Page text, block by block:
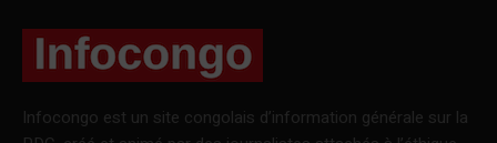
Infocongo est un site congolais d’information générale sur la